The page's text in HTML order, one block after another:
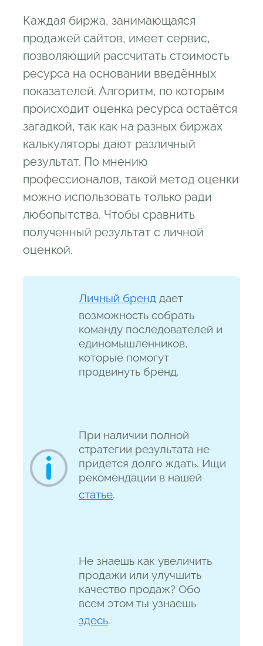
Каждая биржа, занимающаяся
продажей сайтов, имеет сервис,
позволяющий рассчитать стоимость
ресурса на основании введённых
показателей. Алгоритм, по которым
происходит оценка ресурса остаётся
загадкой, так как на разных биржах
калькуляторы дают различный
результат. По мнению
профессионалов, такой метод оценки
можно использовать только ради
любопытства. Чтобы сравнить
полученный результат с личной
оценкой.
Личный бренд дает
возможность собрать
команду последователей и
единомышленников,
которые помогут
продвинуть бренд.
При наличии полной
стратегии результата не
придется долго ждать. Ищи
рекомендации в нашей
статье.
Не знаешь как увеличить
продажи или улучшить
качество продаж? Обо
всем этом ты узнаешь
здесь.